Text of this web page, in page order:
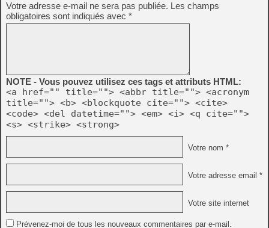
Votre adresse e-mail ne sera pas publiée. Les champs
obligatoires sont indiqués avec *
NOTE - Vous pouvez utilisez ces tags et attributs HTML:
<a href="" title=""> <abbr title=""> <acronym
title=""> <b> <blockquote cite=""> <cite>
<code> <del datetime=""> <em> <i> <q cite="">
<s> <strike> <strong>
Votre nom *
Votre adresse email *
Votre site internet
Prévenez-moi de tous les nouveaux commentaires par e-mail.